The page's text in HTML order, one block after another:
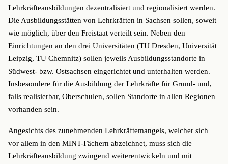
Lehrkräfteausbildungen dezentralisiert und regionalisiert werden.
Die Ausbildungsstätten von Lehrkräften in Sachsen sollen, soweit
wie möglich, über den Freistaat verteilt sein. Neben den
Einrichtungen an den drei Universitäten (TU Dresden, Universität
Leipzig, TU Chemnitz) sollen jeweils Ausbildungsstandorte in
Südwest- bzw. Ostsachsen eingerichtet und unterhalten werden.
Insbesondere für die Ausbildung der Lehrkräfte für Grund- und,
falls realisierbar, Oberschulen, sollen Standorte in allen Regionen
vorhanden sein.
Angesichts des zunehmenden Lehrkräftemangels, welcher sich
vor allem in den MINT-Fächern abzeichnet, muss sich die
Lehrkräfteausbildung zwingend weiterentwickeln und mit